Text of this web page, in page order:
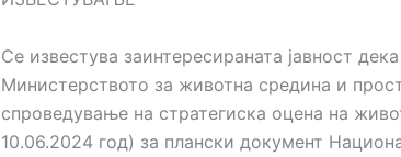
Се известува заинтересираната јавност
Министерството за животна средина и
спроведување на стратегиска оцена на
10.06.2024 год) за плански документ